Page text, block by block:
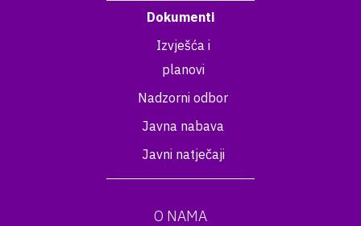
Dokumenti
Izvješća i
planovi
Nadzorni odbor
Javna nabava
Javni natječaji
O NAMA